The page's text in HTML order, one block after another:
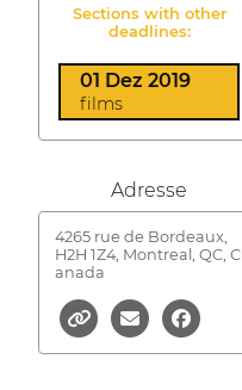
Sections with other
deadlines:
01 Dez 2019
films
Adresse
4265 rue de Bordeaux,
H2H 1Z4, Montreal, QC, C
anada